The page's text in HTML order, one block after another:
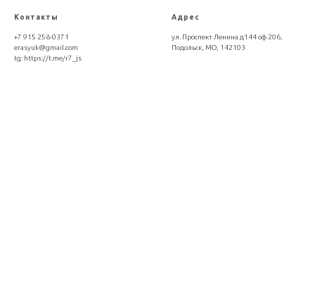
Контакты
+7 915 258-0371
erasyuk@gmail.com
tg: https://t.me/r7_js
Адрес
ул. Проспект Ленина д144 оф 206,
Подольск, МО, 142103